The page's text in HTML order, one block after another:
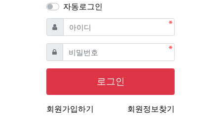
자동로그인
아이디 필수
비밀번호필수
로그인
회원가입하기 회원정보찾기